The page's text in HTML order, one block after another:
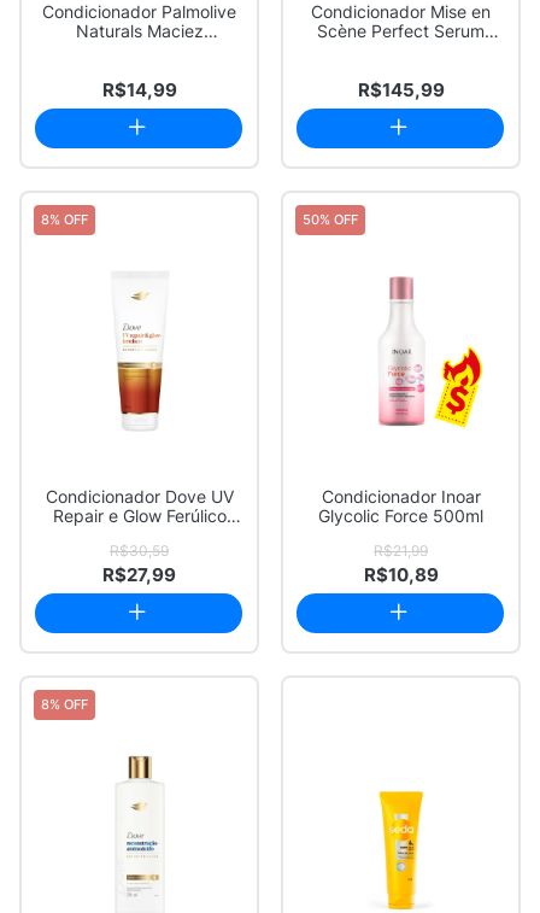
Condicionador Palmolive
Naturals Maciez
R$14,99
Condicionador Mise en
Scène Perfect Serum
R$145,99
8% OFF
Condicionador Dove UV
Repair e Glow Ferúlico
R$30,59
R$27,99
50% OFF
Condicionador Inoar
Glycolic Force 500ml
R$21,99
R$10,89
8% OFF